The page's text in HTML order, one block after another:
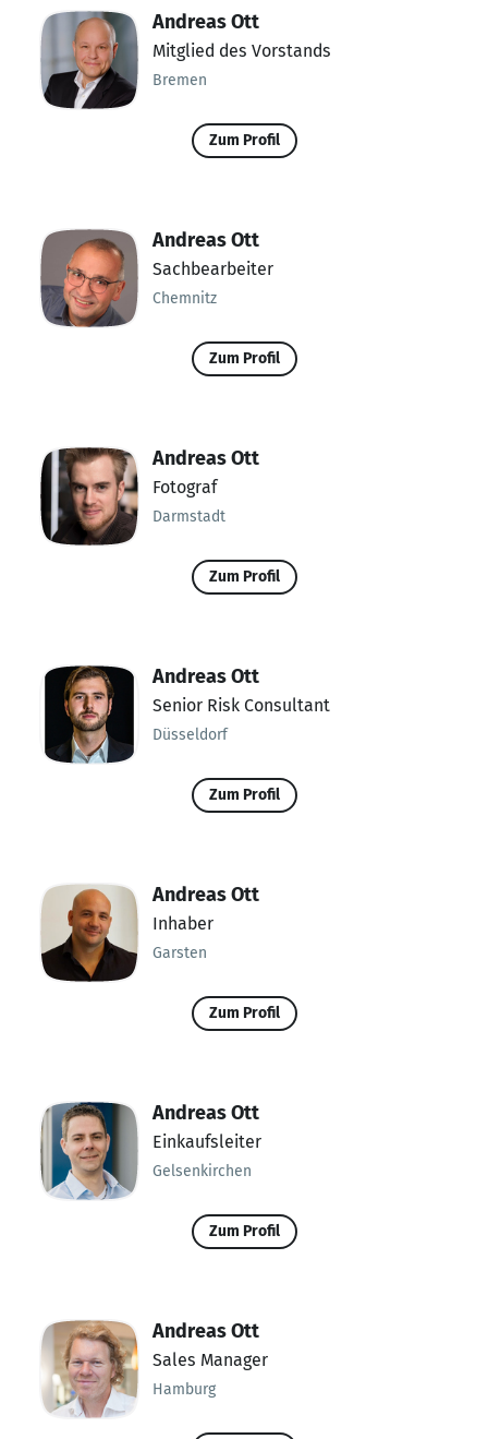
Andreas Ott
Mitglied des Vorstands
Bremen
Zum Profil
Andreas Ott
Sachbearbeiter
Chemnitz
Zum Profil
Andreas Ott
Fotograf
Darmstadt
Zum Profil
Andreas Ott
Senior Risk Consultant
Düsseldorf
Zum Profil
Andreas Ott
Inhaber
Garsten
Zum Profil
Andreas Ott
Einkaufsleiter
Gelsenkirchen
Zum Profil
Andreas Ott
Sales Manager
Hamburg